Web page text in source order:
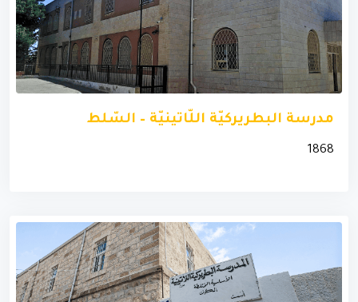
مدرسة البطريركيّة اللّاتينيّة – السّلط
1868